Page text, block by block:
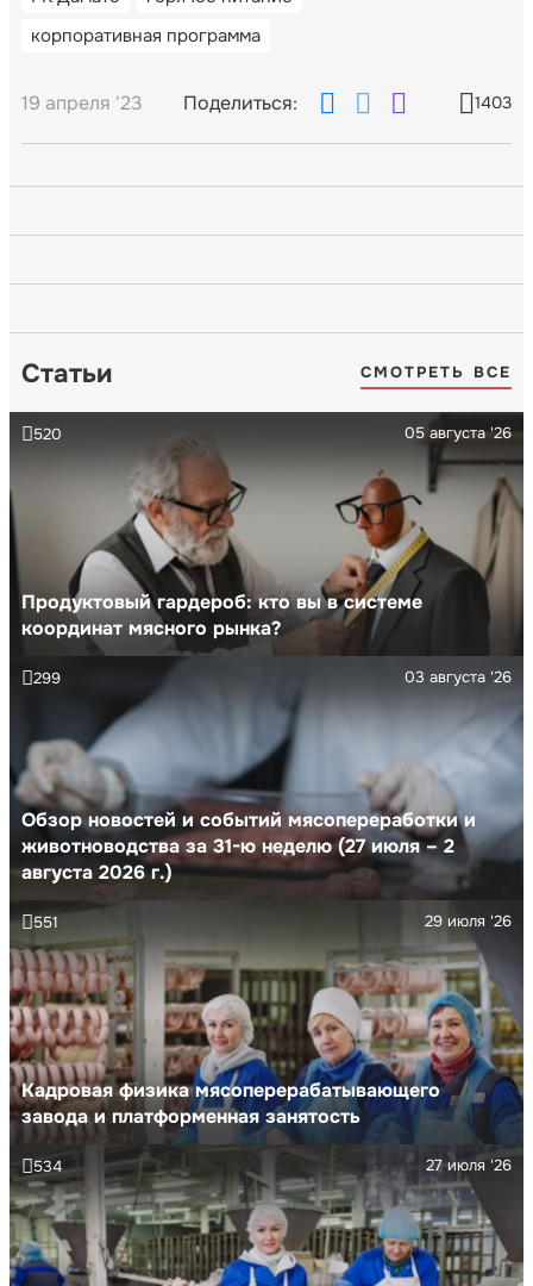
корпоративная программа
19 апреля '23 Поделиться: 1403
Статьи СМОТРЕТЬ ВСЕ
Продуктовый гардероб: кто вы в системе
координат мясного рынка?
05 августа '26
520
Обзор новостей и событий мясопереработки и
животноводства за 31-ю неделю (27 июля – 2
августа 2026 г.)
03 августа '26
299
Кадровая физика мясоперерабатывающего
завода и платформенная занятость
29 июля '26
551
27 июля '26
534